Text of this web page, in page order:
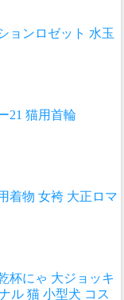
ョンロゼット 水玉
21 猫用首輪
着物 女袴 大正ロマ
杯にゃ 大ジョッキ
ル 猫 小型犬 コス